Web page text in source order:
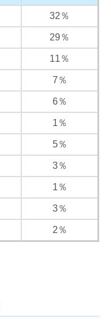
32％
29％
11％
7％
6％
1％
5％
3％
1％
3％
2％